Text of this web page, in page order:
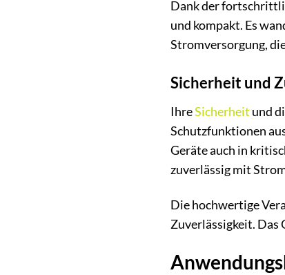
Dank der
und kompakt. Es
Stromversorgung,
Sicherheit und
IhreSicherheit und
Schutzfunktionen
Geräte auch in
zuverlässig mit
Die hochwertige
Zuverlässigkeit. Das